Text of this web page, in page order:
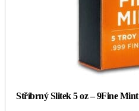
Stříbrný Slitek 5 oz – 9Fine Mint